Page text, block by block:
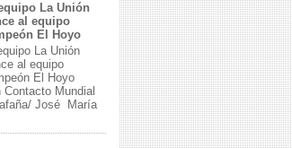
La Unión
al equipo
El Hoyo
La Unión
al equipo
El Hoyo
Mundial
José María